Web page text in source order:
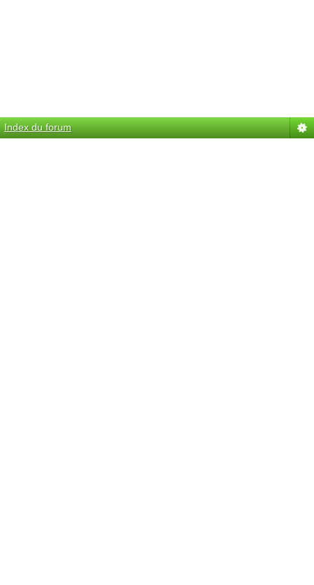
Index du forum